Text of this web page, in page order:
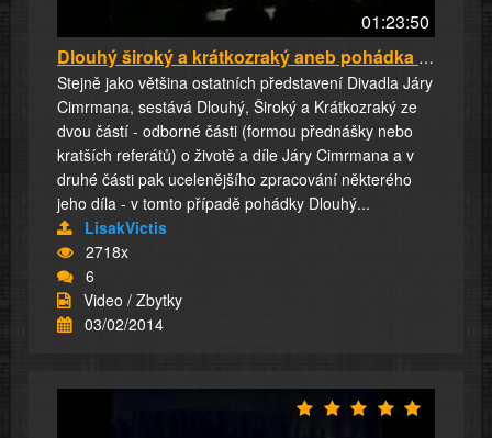
01:23:50
Dlouhý široký a krátkozraký aneb pohádka kter...
Stejně jako většina ostatních představení Divadla Járy
Cimrmana, sestává Dlouhý, Široký a Krátkozraký ze
dvou částí - odborné části (formou přednášky nebo
kratších referátů) o životě a díle Járy Cimrmana a v
druhé části pak ucelenějšího zpracování některého
jeho díla - v tomto případě pohádky Dlouhý...
LisakVictis
2718x
6
Video / Zbytky
03/02/2014